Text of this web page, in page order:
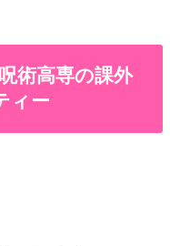
術高専の課外
ィー